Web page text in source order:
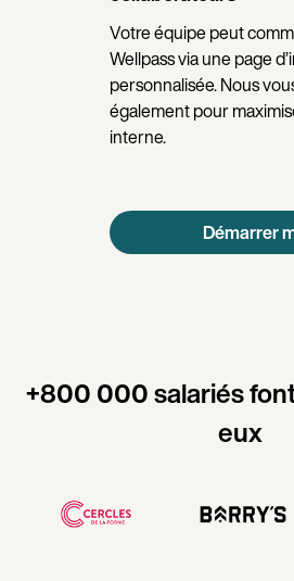
Votre équipe peut
Wellpass via une page
personnalisée. Nous
également pour
interne.
Démarrer
+800 000 salariés
eux